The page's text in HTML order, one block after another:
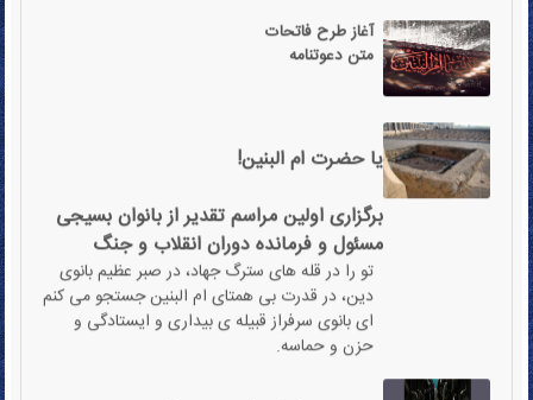
برگزاری اولین مراسم تقدیر از بانوان بسیجی
مسئول و فرمانده دوران انقلاب و جنگ
تو را در قله های سترگ جهاد، در صبر عظیم بانوی
دین، در قدرت بی همتای ام البنین جستجو می کنم
ای بانوی سرفراز قبیله ی بیداری و ایستادگی و
حزن و حماسه.